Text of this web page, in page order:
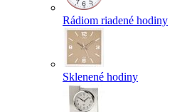
Rádiom riadené hodiny
Sklenené hodiny